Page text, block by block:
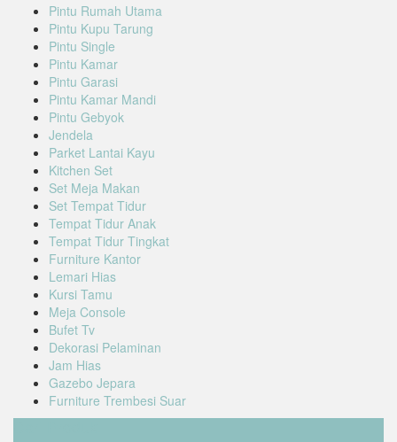
Pintu Rumah Utama
Pintu Kupu Tarung
Pintu Single
Pintu Kamar
Pintu Garasi
Pintu Kamar Mandi
Pintu Gebyok
Jendela
Parket Lantai Kayu
Kitchen Set
Set Meja Makan
Set Tempat Tidur
Tempat Tidur Anak
Tempat Tidur Tingkat
Furniture Kantor
Lemari Hias
Kursi Tamu
Meja Console
Bufet Tv
Dekorasi Pelaminan
Jam Hias
Gazebo Jepara
Furniture Trembesi Suar
Cari Produk